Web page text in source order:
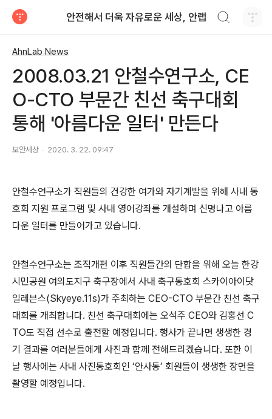
안전해서 더욱 자유로운 세상, 안랩
AhnLab News
2008.03.21 안철수연구소, CE
O-CTO 부문간 친선 축구대회
통해 '아름다운 일터' 만든다
보안세상 2020. 3. 22. 09:47
안철수연구소가 직원들의 건강한 여가와 자기계발을 위해 사내 동
호회 지원 프로그램 및 사내 영어강좌를 개설하며 신명나고 아름
다운 일터를 만들어가고 있습니다.
안철수연구소는 조직개편 이후 직원들간의 단합을 위해 오늘 한강
시민공원 여의도지구 축구장에서 사내 축구동호회 스카이아이닷
일레븐스(Skyeye.11s)가 주최하는 CEO-CTO 부문간 친선 축구
대회를 개최합니다. 친선 축구대회에는 오석주 CEO와 김홍선 C
TO도 직접 선수로 출전할 예정입니다. 행사가 끝나면 생생한 경
기 결과를 여러분들에게 사진과 함께 전해드리겠습니다. 또한 이
날 행사에는 사내 사진동호회인 ‘안사동’ 회원들이 생생한 장면을
촬영할 예정입니다.